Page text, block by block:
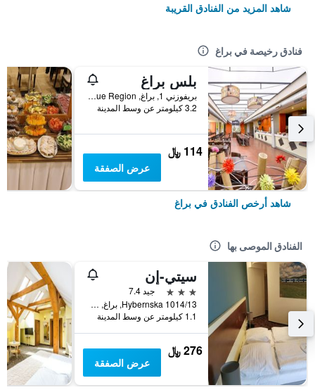
شاهد المزيد من الفنادق القريبة
فنادق رخيصة في براغ
بلس براغ
بريفوزني 1, براغ, Prague Region, جمهورية التشيك
3.2 كيلومتر عن وسط المدينة
114 ﷼
عرض الصفقة
شاهد أرخص الفنادق في براغ
الفنادق الموصى بها
سيتي-إن
3 نجوم
جيد 7.4
Hybernska 1014/13, براغ, Prague Region, جمهورية التشيك
1.1 كيلومتر عن وسط المدينة
276 ﷼
عرض الصفقة